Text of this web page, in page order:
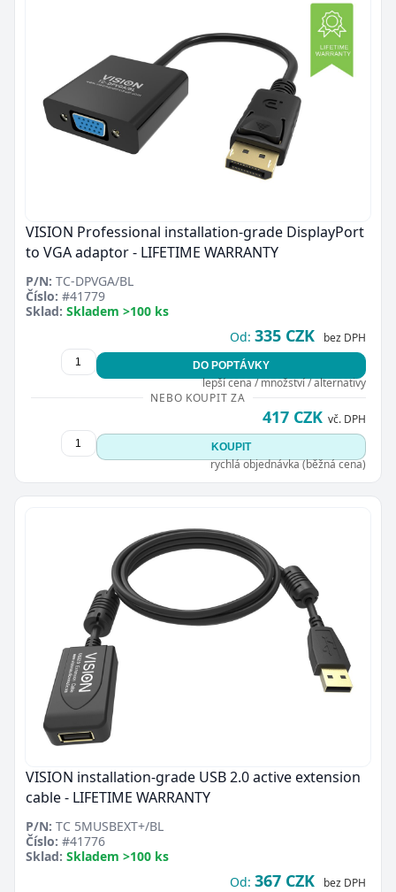
VISION Professional installation-grade DisplayPort
to VGA adaptor - LIFETIME WARRANTY
P/N: TC-DPVGA/BL
Číslo: #41779
Sklad: Skladem >100 ks
Od: 335 CZK bez DPH
DO POPTÁVKY
lepší cena / množství / alternativy
NEBO KOUPIT ZA
417 CZK vč. DPH
KOUPIT
rychlá objednávka (běžná cena)
VISION installation-grade USB 2.0 active extension
cable - LIFETIME WARRANTY
P/N: TC 5MUSBEXT+/BL
Číslo: #41776
Sklad: Skladem >100 ks
Od: 367 CZK bez DPH